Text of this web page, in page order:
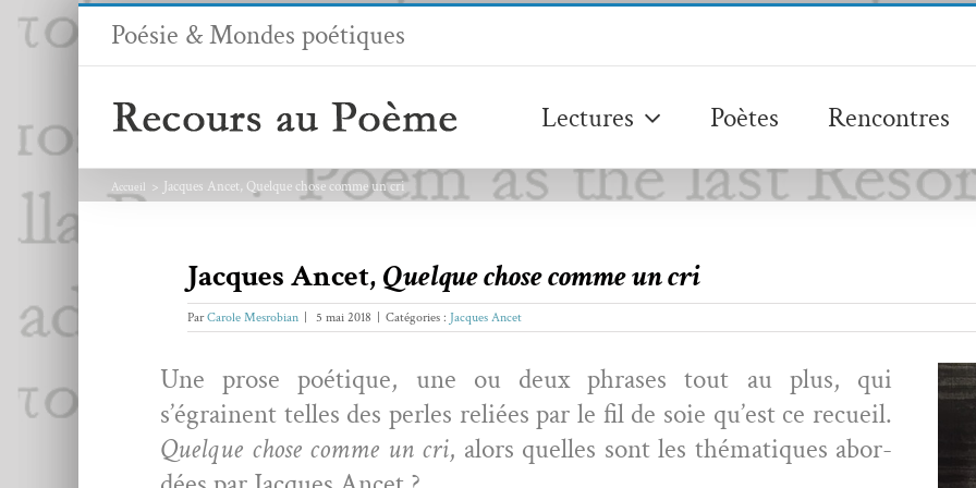
Passer
Poésie & Mondes poétiques
Lectures Poètes Rencontres
Accueil Jacques Ancet, Quelque chose comme un cri
Jacques Ancet,Quelque chose comme un cri
ParCarole Mesrobian 5 mai 2018 Catégories : Jacques Ancet
Une prose poé­tique, une ou deux phras­es tout au plus, qui
s’égrainent telles des per­les reliées par le fil de soie qu’est ce recueil.
Quelque chose comme un cri, alors quelles sont les thé­ma­tiques abor­